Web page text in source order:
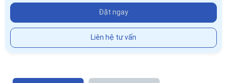
Đặt ngay
Liên hệ tư vấn